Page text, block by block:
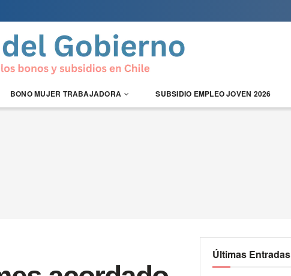
BONO MUJER TRABAJADORA SUBSIDIO EMPLEO JOVEN 2026
Últimas Entradas